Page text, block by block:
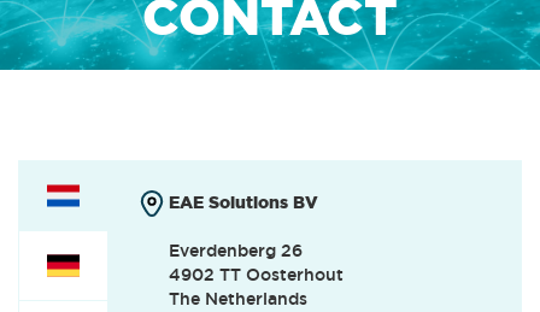
CONTACT
EAE Solutions BV
Everdenberg 26
4902 TT Oosterhout
The Netherlands